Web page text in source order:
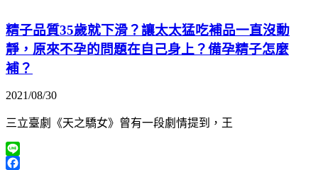
精子品質35歲就下滑？讓太太猛吃補品一直沒動
靜，原來不孕的問題在自己身上？備孕精子怎麼
補？
2021/08/30
三立臺劇《天之驕女》曾有一段劇情提到，王
Line